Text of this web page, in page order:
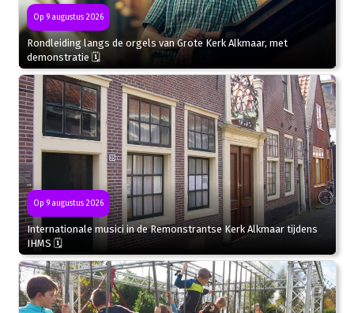
Op 9 augustus 2026
Rondleiding langs de orgels van Grote Kerk Alkmaar, met
demonstratie 🗓
Op 9 augustus 2026
Internationale musici in de Remonstrantse Kerk Alkmaar tijdens
IHMS 🗓